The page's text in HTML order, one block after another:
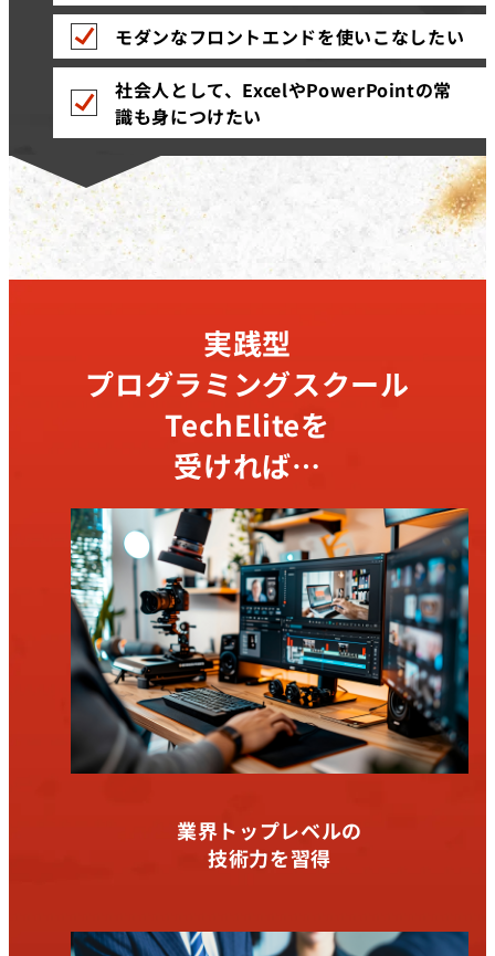
モダンなフロントエンドを使いこなしたい
社会人として、ExcelやPowerPointの常
識も身につけたい
実践型
プログラミングスクール
TechEliteを
受ければ…
業界トップレベルの
技術力を習得